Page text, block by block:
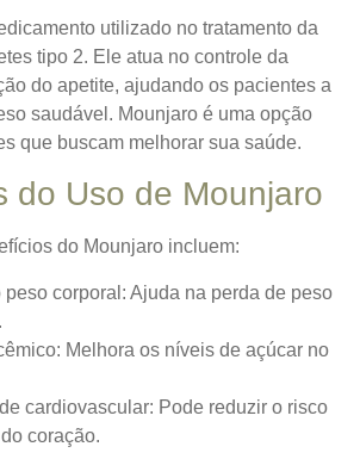
utilizado no tratamento da
tipo 2. Ele atua no controle da
do apetite, ajudando os pacientes a
saudável. Mounjaro é uma opção
que buscam melhorar sua saúde.
do Uso de Mounjaro
do Mounjaro incluem:
corporal : Ajuda na perda de peso
: Melhora os níveis de açúcar no
cardiovascular: Pode reduzir o risco
coração.